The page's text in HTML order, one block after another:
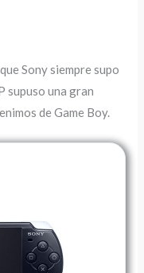
Sony siempre supo
supuso una gran
de Game Boy.